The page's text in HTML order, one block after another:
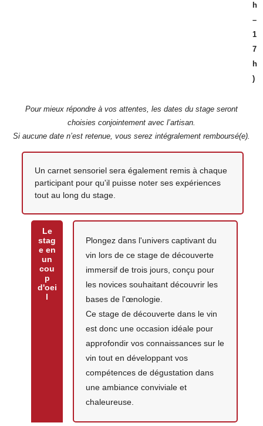
h
–
1
7
h
)
Pour mieux répondre à vos attentes, les dates du stage seront
choisies conjointement avec l’artisan.
Si aucune date n’est retenue, vous serez intégralement remboursé(e).
Un carnet sensoriel sera également remis à chaque
participant pour qu'il puisse noter ses expériences
tout au long du stage.
Le
stag
e en
un
cou
p
d'oei
l
Plongez dans l'univers captivant du
vin lors de ce stage de découverte
immersif de trois jours, conçu pour
les novices souhaitant découvrir les
bases de l'œnologie.
Ce stage de découverte dans le vin
est donc une occasion idéale pour
approfondir vos connaissances sur le
vin tout en développant vos
compétences de dégustation dans
une ambiance conviviale et
chaleureuse.